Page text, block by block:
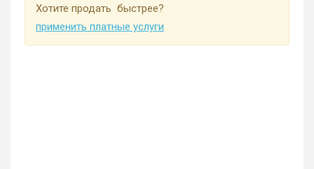
Хотите продать быстрее?
применить платные услуги